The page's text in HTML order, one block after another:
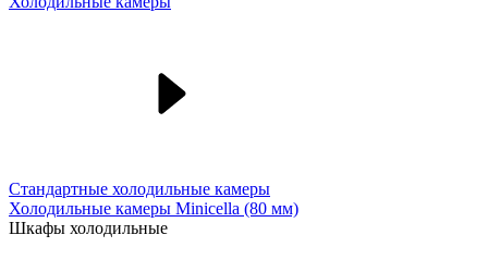
Стандартные холодильные камеры
Холодильные камеры Minicella (80 мм)
Шкафы холодильные